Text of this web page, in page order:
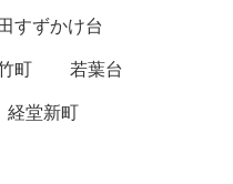
すずかけ台
町
若葉台
経堂新町